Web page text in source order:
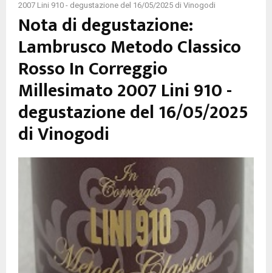
2007 Lini 910 - degustazione del 16/05/2025 di Vinogodi
Nota di degustazione:
Lambrusco Metodo Classico
Rosso In Correggio
Millesimato 2007 Lini 910 -
degustazione del 16/05/2025
di Vinogodi